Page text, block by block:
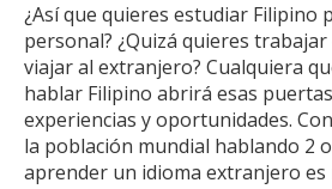
¿Así que quieres estudiar Filipino
personal? ¿Quizá quieres trabajar
viajar al extranjero? Cualquiera
hablar Filipino abrirá esas
experiencias y oportunidades.
la población mundial hablando 2
aprender un idioma extranjero